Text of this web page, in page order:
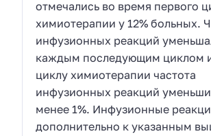
отмечались во время первого
химиотерапии у 12% больных.
инфузионных реакций
каждым последующим циклом
циклу химиотерапии частота
инфузионных реакций
менее 1%. Инфузионные
дополнительно к указанным